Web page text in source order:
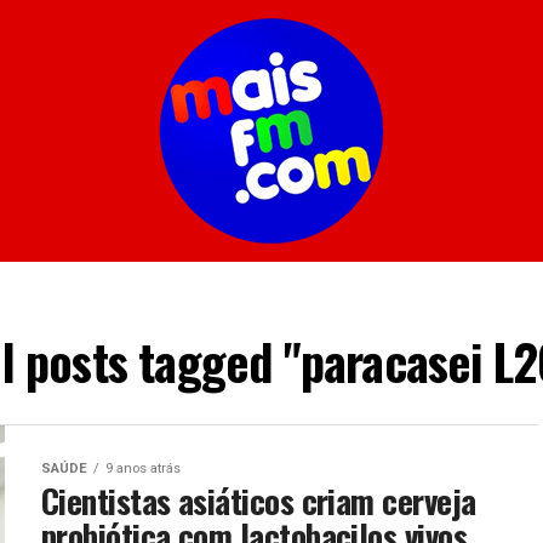
posts tagged "paracasei
SAÚDE 9 anos atrás
Cientistas asiáticos criam cerveja